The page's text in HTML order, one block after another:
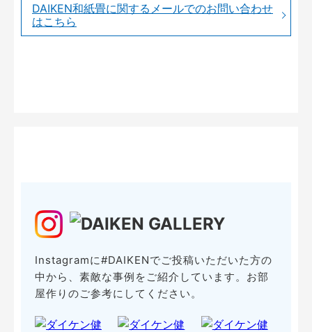
DAIKEN和紙畳に関するメールでのお問い合わせ
はこちら
Instagramに#DAIKENでご投稿いただいた方の
中から、素敵な事例をご紹介しています。お部
屋作りのご参考にしてください。